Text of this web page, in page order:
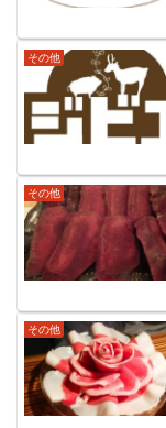
その他
その他
その他